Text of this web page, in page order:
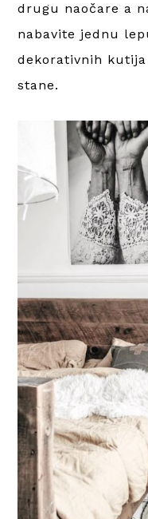
drugu naočare a
nabavite jednu
dekorativnih
stane.